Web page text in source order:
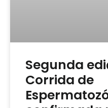
Segunda
Corrida de